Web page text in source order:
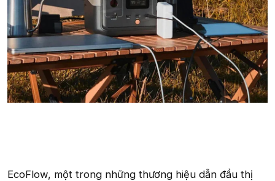
EcoFlow, một trong những thương hiệu dẫn đầu thị